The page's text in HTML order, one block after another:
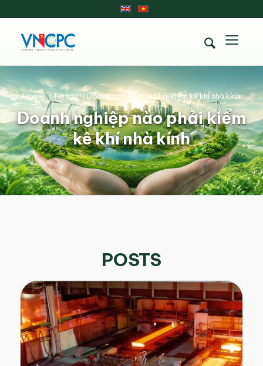
Doanh nghiệp nào phải kiểm
kê khí nhà kính
Home /Tin tức /Doanh nghiệp nào phải kiểm kê khí nhà kính
POSTS